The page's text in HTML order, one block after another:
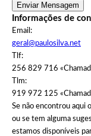
Informações de
Email:
geral@paulosilva.net
Tlf:
256 829 716
Tlm:
919 972 125
Se não encontrou aqui
ou se tem alguma
estamos disponíveis